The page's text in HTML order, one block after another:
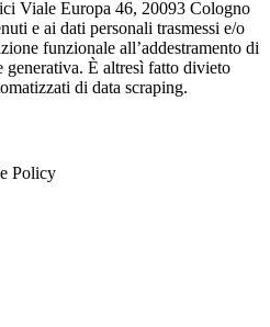
Viale Europa 46, 20093 Cologno
e ai dati personali trasmessi e/o
funzionale all’addestramento di
È altresì fatto divieto
di data scraping.
Policy